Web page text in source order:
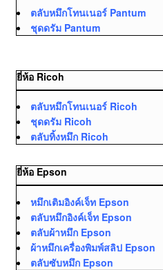
ตลับหมึกโทนเนอร์ Pantum
ชุดดรัม Pantum
ยี่ห้อ Ricoh
ตลับหมึกโทนเนอร์ Ricoh
ชุดดรัม Ricoh
ตลับทิ้งหมึก Ricoh
ยี่ห้อ Epson
หมึกเติมอิงค์เจ็ท Epson
ตลับหมึกอิงค์เจ็ท Epson
ตลับผ้าหมึก Epson
ผ้าหมึกเครื่องพิมพ์สลิป Epson
ตลับซับหมึก Epson